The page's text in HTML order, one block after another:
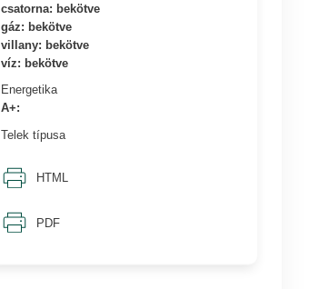
csatorna: bekötve
gáz: bekötve
villany: bekötve
víz: bekötve
Energetika
A+:
Telek típusa
HTML
PDF